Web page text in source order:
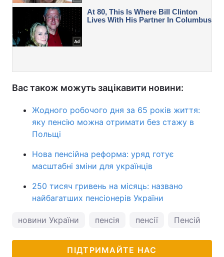
Вас також можуть зацікавити новини:
Жодного робочого дня за 65 років життя:
яку пенсію можна отримати без стажу в
Польщі
Нова пенсійна реформа: уряд готує
масштабні зміни для українців
250 тисяч гривень на місяць: названо
найбагатших пенсіонерів України
новини України пенсія пенсії Пенсійний
ПІДТРИМАЙТЕ НАС